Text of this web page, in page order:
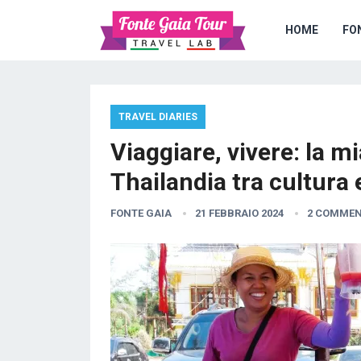
HOME
TRAVEL DIARIES
Viaggiare, vivere: la
Thailandia tra cultura
FONTE GAIA 21 FEBBRAIO 2024 2